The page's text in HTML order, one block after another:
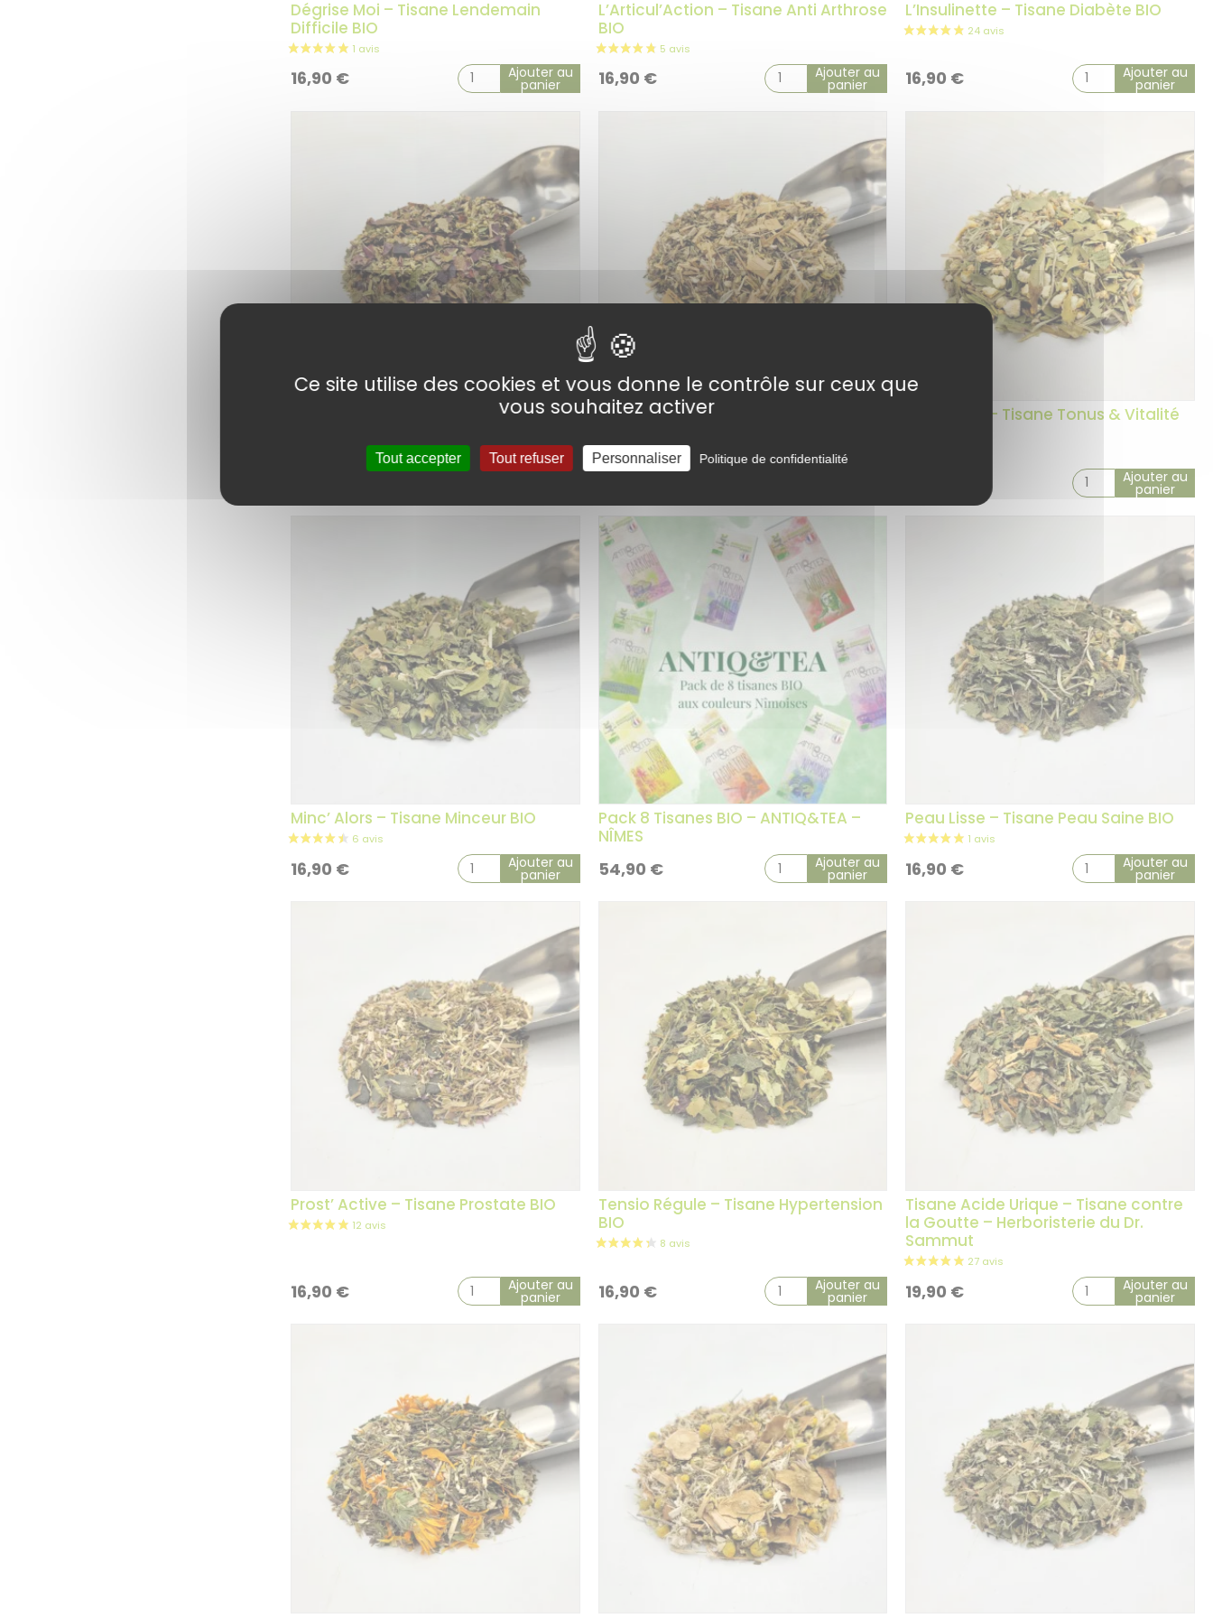
Dégrise Moi – Tisane Lendemain
Difficile BIO
16,90 € Ajouter au
panier
L’Articul’Action – Tisane Anti Arthrose
BIO
5 avis
16,90 € Ajouter au
panier
L’Insulinette – Tisane Diabète BIO
16,90 € Ajouter au
panier
La Calmorroïde – Tisane Anti
Ajouter au
La Choléquilibre – Tisane Anti
La Punchy – Tisane Tonus & Vitalité
Ajouter au
panier
Minc’ Alors – Tisane Minceur BIO
16,90 € Ajouter au
panier
Pack 8 Tisanes BIO – ANTIQ&TEA –
NÎMES
54,90 € Ajouter au
panier
Peau Lisse – Tisane Peau Saine BIO
16,90 € Ajouter au
panier
Prost’ Active – Tisane Prostate BIO
16,90 € Ajouter au
panier
Tensio Régule – Tisane Hypertension
BIO
16,90 € Ajouter au
panier
Tisane Acide Urique – Tisane contre
la Goutte – Herboristerie du Dr.
Sammut
19,90 € Ajouter au
panier
Ce site utilise des cookies et vous donne le contrôle sur ceux que
vous souhaitez activer
Tout accepter Tout refuser Personnaliser Politique de confidentialité